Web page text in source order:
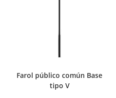
Farol público común Base
tipo V